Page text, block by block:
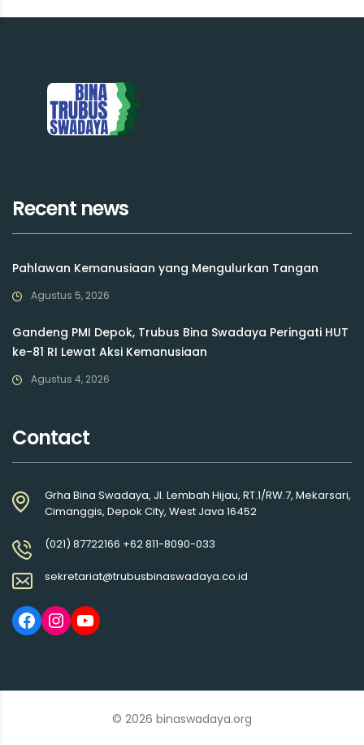
Recent news
Pahlawan Kemanusiaan yang Mengulurkan Tangan
Agustus 5, 2026
Gandeng PMI Depok, Trubus Bina Swadaya Peringati HUT
ke-81 RI Lewat Aksi Kemanusiaan
Agustus 4, 2026
Contact
Grha Bina Swadaya, Jl. Lembah Hijau, RT.1/RW.7, Mekarsari,
Cimanggis, Depok City, West Java 16452
(021) 87722166 +62 811-8090-033
sekretariat@trubusbinaswadaya.co.id
© 2026 binaswadaya.org